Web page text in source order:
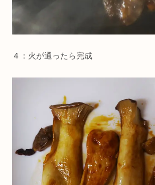
４：火が通ったら完成